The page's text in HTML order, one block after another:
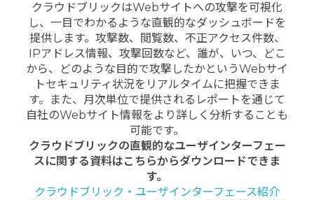
クラウドブリックはWebサイトへの攻撃を可視化
し、一目でわかるような直観的なダッシュボードを
提供します。攻撃数、閲覧数、不正アクセス件数、
IPアドレス情報、攻撃回数など、誰が、いつ、どこ
から、どのような目的で攻撃したかというWebサイ
トセキュリティ状況をリアルタイムに把握できま
す。また、月次単位で提供されるレポートを通じて
自社のWebサイト情報をより詳しく分析することも
可能です。
クラウドブリックの直観的なユーザインターフェー
スに関する資料はこちらからダウンロードできま
す。
クラウドブリック・ユーザインターフェース紹介